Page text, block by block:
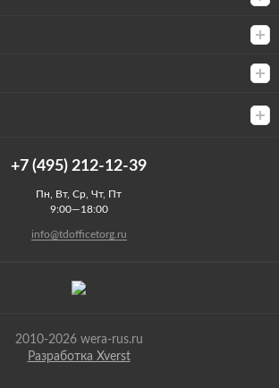
+7 (495) 212-12-39
Пн, Вт, Ср, Чт, Пт
9:00—18:00
info@tdofficetorg.ru
2010-2026 wera-rus.ru
Разработка Xverst